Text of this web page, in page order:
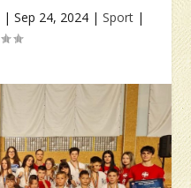
| Sep 24, 2024| Sport|